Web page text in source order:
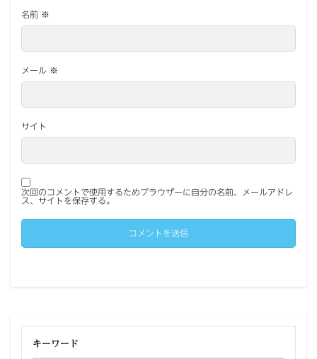
名前 ※
メール ※
サイト
次回のコメントで使用するためブラウザーに自分の名前、メールアドレ
ス、サイトを保存する。
キーワード